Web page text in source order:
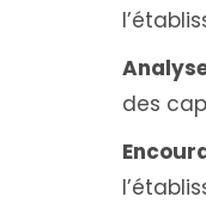
des